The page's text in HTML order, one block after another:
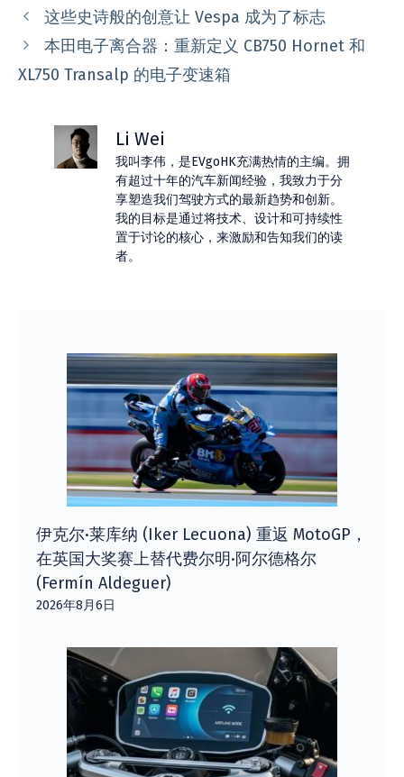
类
这些史诗般的创意让 Vespa 成为了标志
本田电子离合器：重新定义 CB750 Hornet 和
XL750 Transalp 的电子变速箱
Li Wei
我叫李伟，是EVgoHK充满热情的主编。拥
有超过十年的汽车新闻经验，我致力于分
享塑造我们驾驶方式的最新趋势和创新。
我的目标是通过将技术、设计和可持续性
置于讨论的核心，来激励和告知我们的读
者。
伊克尔·莱库纳 (Iker Lecuona) 重返 MotoGP，
在英国大奖赛上替代费尔明·阿尔德格尔
(Fermín Aldeguer)
2026年8月6日